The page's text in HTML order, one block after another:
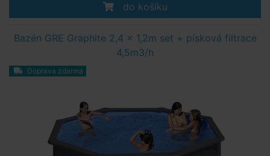
do košíku
Bazén GRE Graphite 2,4 x 1,2m set + písková filtrace
4,5m3/h
Doprava zdarma